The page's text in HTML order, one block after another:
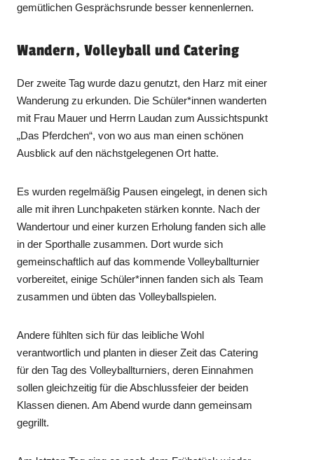
gemütlichen Gesprächsrunde besser kennenlernen.
Wandern, Volleyball und Catering
Der zweite Tag wurde dazu genutzt, den Harz mit einer
Wanderung zu erkunden. Die Schüler*innen wanderten
mit Frau Mauer und Herrn Laudan zum Aussichtspunkt
„Das Pferdchen“, von wo aus man einen schönen
Ausblick auf den nächstgelegenen Ort hatte.
Es wurden regelmäßig Pausen eingelegt, in denen sich
alle mit ihren Lunchpaketen stärken konnte. Nach der
Wandertour und einer kurzen Erholung fanden sich alle
in der Sporthalle zusammen. Dort wurde sich
gemeinschaftlich auf das kommende Volleyballturnier
vorbereitet, einige Schüler*innen fanden sich als Team
zusammen und übten das Volleyballspielen.
Andere fühlten sich für das leibliche Wohl
verantwortlich und planten in dieser Zeit das Catering
für den Tag des Volleyballturniers, deren Einnahmen
sollen gleichzeitig für die Abschlussfeier der beiden
Klassen dienen. Am Abend wurde dann gemeinsam
gegrillt.